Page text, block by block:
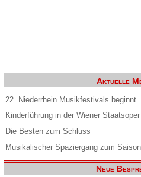
Aktuelle
22. Niederrhein Musikfestivals beginnt
Kinderführung in der Wiener Staatsoper
Die Besten zum Schluss
Musikalischer Spaziergang zum
Neue